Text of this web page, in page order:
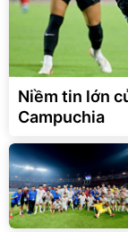
Niềm tin lớn
Campuchia